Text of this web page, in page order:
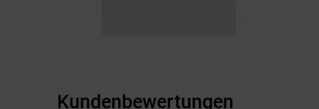
Kundenbewertungen